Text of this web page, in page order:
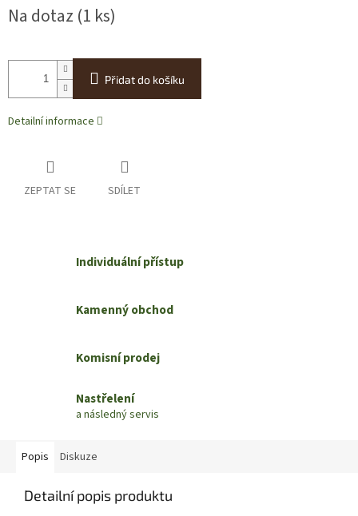
cena:
Na dotaz (1 ks)
Přidat do košíku
Detailní informace
ZEPTAT SE SDÍLET
Individuální přístup
Kamenný obchod
Komisní prodej
Nastřelení
a následný servis
Popis Diskuze
Detailní popis produktu